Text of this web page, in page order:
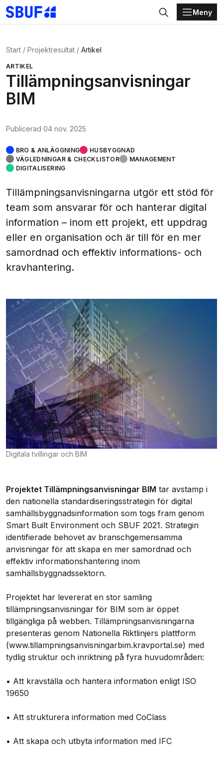
Gå direkt till huvudinnehållet
Sök
Meny
Start Projektresultat Artikel
ARTIKEL
Tillämpningsanvisningar
BIM
Publicerad 04 nov. 2025
BRO & ANLÄGGNING
HUSBYGGNAD
VÄGLEDNINGAR & CHECKLISTOR
MANAGEMENT
DIGITALISERING
Tillämpningsanvisningarna utgör ett stöd för
team som ansvarar för och hanterar digital
information – inom ett projekt, ett uppdrag
eller en organisation och är till för en mer
samordnad och effektiv informations- och
kravhantering.
Digitala tvillingar och BIM
Projektet Tillämpningsanvisningar BIM tar avstamp i
den nationella standardiseringsstrategin för digital
samhällsbyggnadsinformation som togs fram genom
Smart Built Environment och SBUF 2021. Strategin
identifierade behovet av branschgemensamma
anvisningar för att skapa en mer samordnad och
effektiv informationshantering inom
samhällsbyggnadssektorn.
Projektet har levererat en stor samling
tillämpningsanvisningar för BIM som är öppet
tillgängliga på webben. Tillämpningsanvisningarna
presenteras genom Nationella Riktlinjers plattform
(www.tillampningsanvisningarbim.kravportal.se) med
tydlig struktur och inriktning på fyra huvudområden:
• Att kravställa och hantera information enligt ISO
19650
• Att strukturera information med CoClass
• Att skapa och utbyta information med IFC